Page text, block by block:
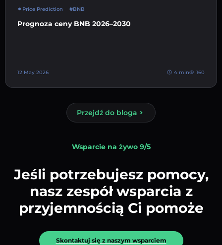
Price Prediction #BNB
Prognoza ceny BNB 2026–2030
12 May 2026 4 min 160
Przejdź do bloga
Wsparcie na żywo 9/5
Jeśli potrzebujesz pomocy,
nasz zespół wsparcia z
przyjemnością Ci pomoże
Skontaktuj się z naszym wsparciem